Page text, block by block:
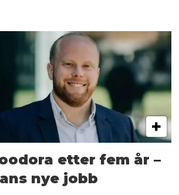
etter fem år –
nye jobb